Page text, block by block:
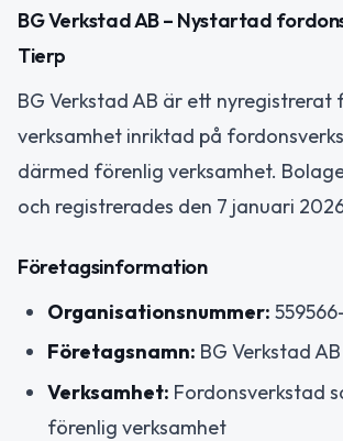
BG Verkstad AB – Nystartad
Tierp
BG Verkstad AB är ett nyregistrerat
verksamhet inriktad på
därmed förenlig verksamhet.
och registrerades den 7 januari
Företagsinformation
Organisationsnummer:
Företagsnamn: BG Verkstad AB
Verksamhet: Fordonsverkstad
förenlig verksamhet